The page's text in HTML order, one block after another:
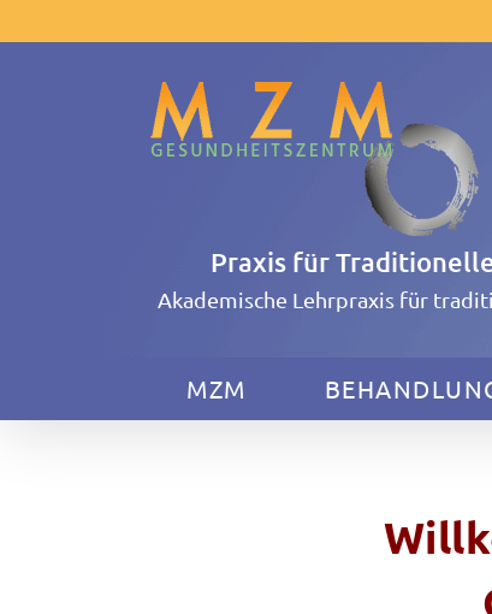
Inhalt
Praxis für
Akademische Lehrpraxis für
MZM